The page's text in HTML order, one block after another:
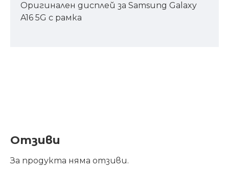
Оригинален дисплей за Samsung Galaxy
A16 5G с рамка
Отзиви
За продукта няма отзиви.